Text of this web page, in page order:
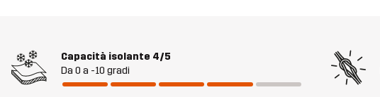
Capacità isolante 4/5
Da 0 a -10 gradi